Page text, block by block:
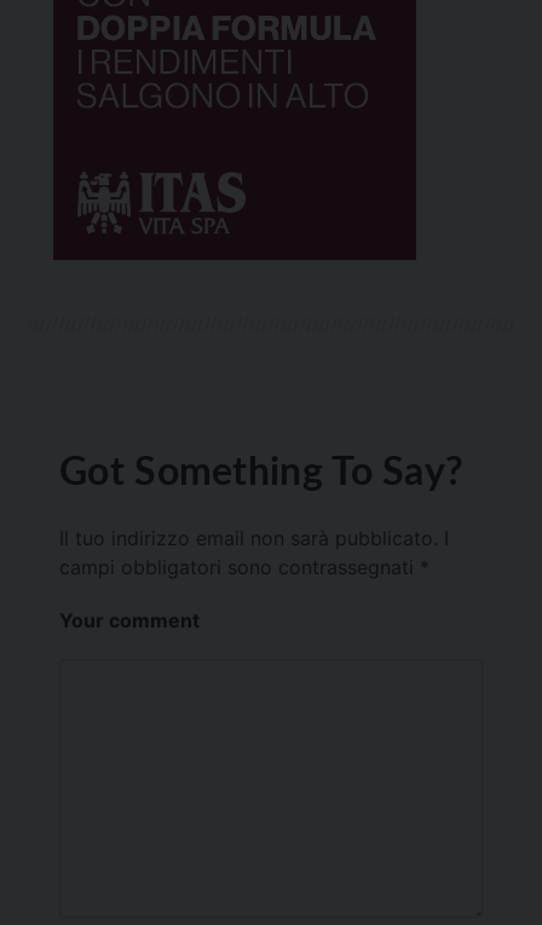
Got Something To Say?
Il tuo indirizzo email non sarà pubblicato.
campi obbligatori sono contrassegnati *
Your comment